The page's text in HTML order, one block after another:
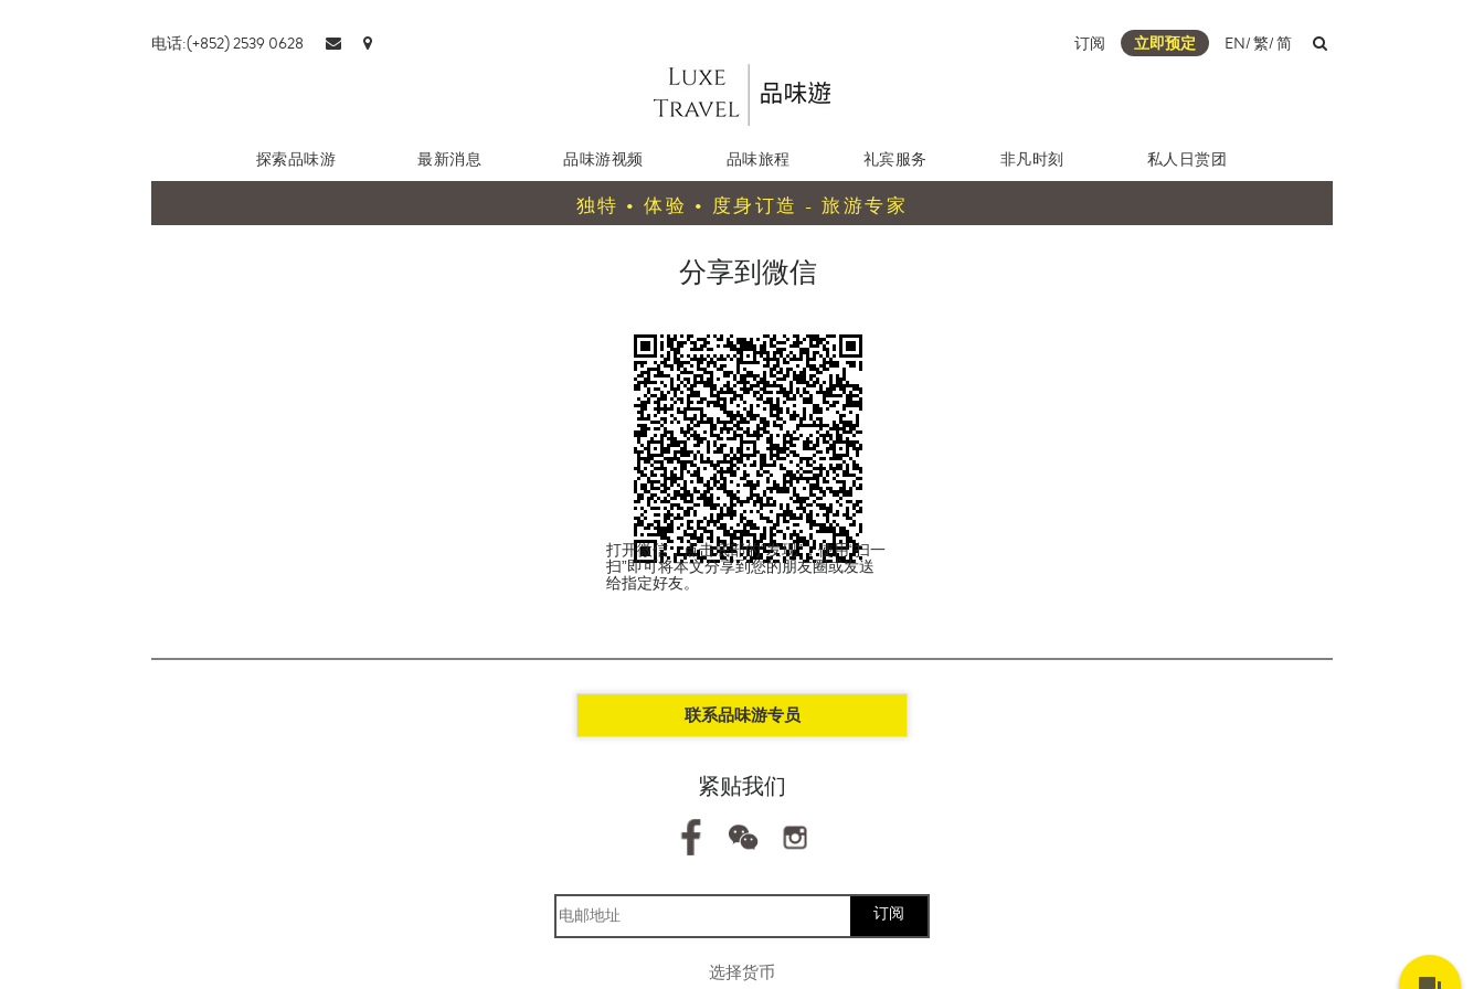
电话:(+852) 2539 0628 订阅 立即预定 EN/繁/简
探索品味游 最新消息 品味游视频 品味旅程 礼宾服务 非凡时刻 私人日赏团
独特 • 体验 • 度身订造 - 旅游专家
分享到微信
打开微信，点击底部的“发现”，使用“扫一
扫”即可将本文分享到您的朋友圈或发送
给指定好友。
联系品味游专员
紧贴我们
订阅
选择货币